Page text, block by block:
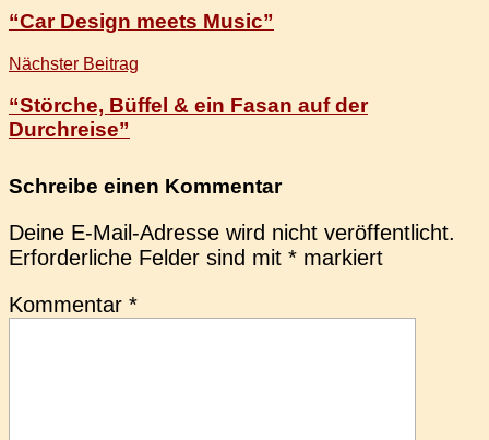
“Car Design meets Music”
Nächster Beitrag
“Störche, Büffel & ein Fasan auf der
Durchreise”
Schreibe einen Kommentar
Deine E-Mail-Adresse wird nicht veröffentlicht.
Erforderliche Felder sind mit * markiert
Kommentar *